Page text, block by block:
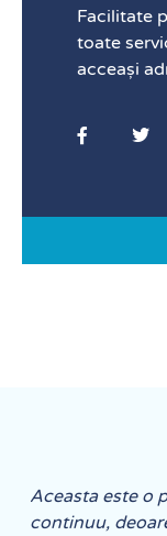
Facilitate
toate
acceași
Aceasta este o
continuu,